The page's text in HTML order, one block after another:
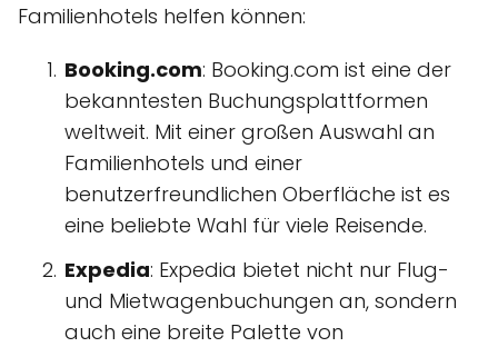
Familienhotels helfen können:
Booking.com: Booking.com ist eine der
bekanntesten Buchungsplattformen
weltweit. Mit einer großen Auswahl an
Familienhotels und einer
benutzerfreundlichen Oberfläche ist es
eine beliebte Wahl für viele Reisende.
Expedia: Expedia bietet nicht nur Flug-
und Mietwagenbuchungen an, sondern
auch eine breite Palette von